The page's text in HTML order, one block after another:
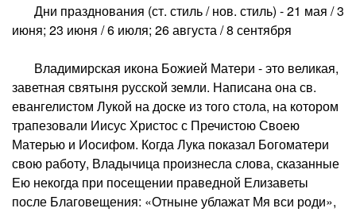
Дни празднования (ст. стиль / нов. стиль) - 21 мая / 3
июня; 23 июня / 6 июля; 26 августа / 8 сентября
Владимирская икона Божией Матери - это великая,
заветная святыня русской земли. Написана она св.
евангелистом Лукой на доске из того стола, на котором
трапезовали Иисус Христос с Пречистою Своею
Матерью и Иосифом. Когда Лука показал Богоматери
свою работу, Владычица произнесла слова, сказанные
Ею некогда при посещении праведной Елизаветы
после Благовещения: «Отныне ублажат Мя вси роди»,